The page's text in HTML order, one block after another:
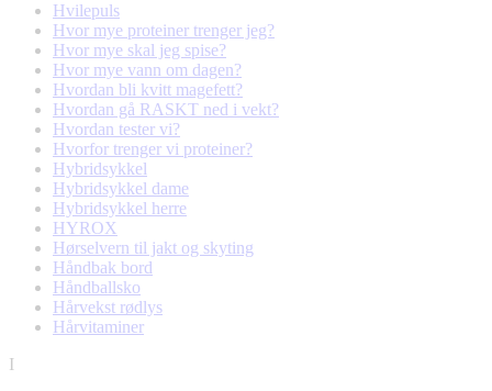
Hvilepuls
Hvor mye proteiner trenger jeg?
Hvor mye skal jeg spise?
Hvor mye vann om dagen?
Hvordan bli kvitt magefett?
Hvordan gå RASKT ned i vekt?
Hvordan tester vi?
Hvorfor trenger vi proteiner?
Hybridsykkel
Hybridsykkel dame
Hybridsykkel herre
HYROX
Hørselvern til jakt og skyting
Håndbak bord
Håndballsko
Hårvekst rødlys
Hårvitaminer
I